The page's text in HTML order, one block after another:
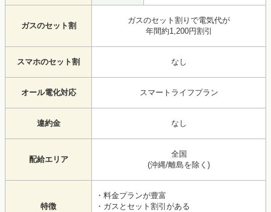
ガスのセット割
ガスのセット割りで電気代が
年間約1,200円割引
スマホのセット割 なし
オール電化対応 スマートライフプラン
違約金 なし
配給エリア
全国
(沖縄/離島を除く)
特徴
・料金プランが豊富
・ガスとセット割引がある